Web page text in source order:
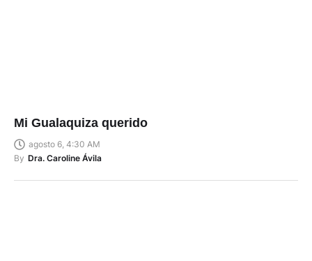
Mi Gualaquiza querido
agosto 6, 4:30 AM
By Dra. Caroline Ávila